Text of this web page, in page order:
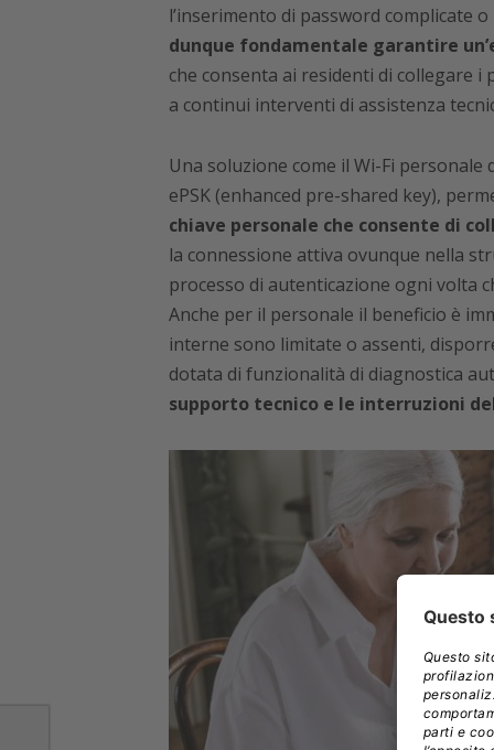
l’inserimento di password complicate
dunque fondamentale garantire
che consenta ai residenti di collegare
a continui interventi di assistenza
Una soluzione come il Wi-Fi personale
ePSK (enhanced pre-shared key),
chiave personale che consente di
la connessione attiva ovunque nella
processo di autenticazione ogni volta
Anche per il personale il beneficio è
interne sono limitate o assenti,
dotata di funzionalità di diagnostica
supporto tecnico e le interruzioni